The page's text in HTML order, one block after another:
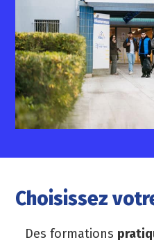
Choisissez
Des formations